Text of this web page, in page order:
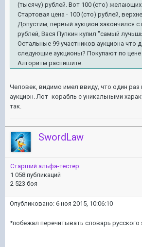
(тысячу) рублей. Вот 100 (сто) желающих
Стартовая цена - 100 (сто) рублей,
Допустим, первый аукцион закончился с
рублей, Вася Пупкин купил "самый
Остальные 99 участников аукциона что
следующие аукционы? Покупают по
Алгоритм распишите.
Человек, видимо имел ввиду, что один раз
аукцион. Лот- корабль с уникальными
так.
SwordLaw
Старший альфа-тестер
1 058 публикаций
2 523 боя
Опубликовано: 6 ноя 2015, 10:06:10
*побежал перечитывать словарь русского